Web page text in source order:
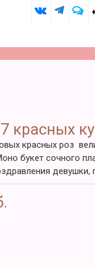
красных
красных роз
букет сочного
девушки,